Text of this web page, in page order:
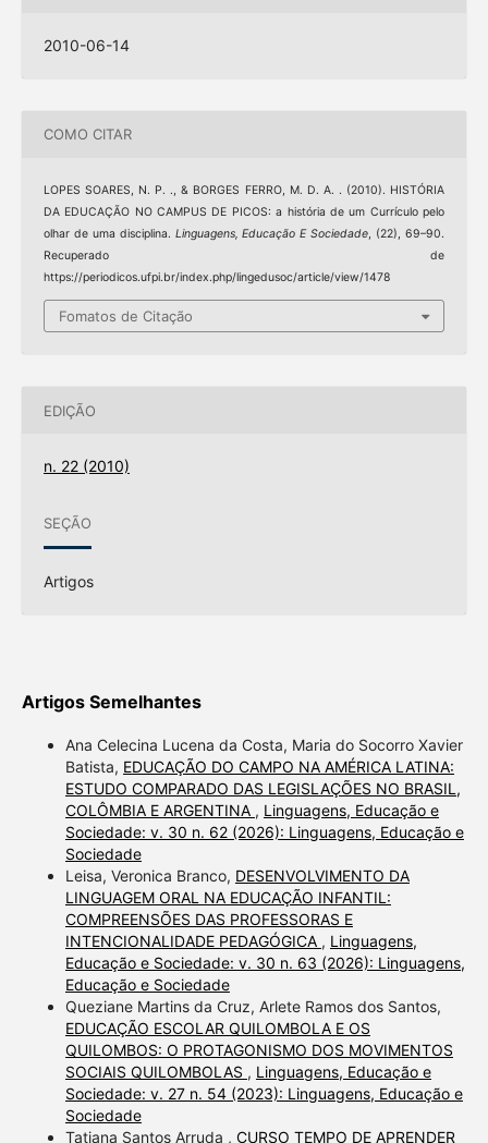
2010-06-14
COMO CITAR
LOPES SOARES, N. P. ., & BORGES FERRO, M. D. A. . (2010). HISTÓRIA
DA EDUCAÇÃO NO CAMPUS DE PICOS: a história de um Currículo pelo
olhar de uma disciplina. Linguagens, Educação E Sociedade, (22), 69–90.
Recuperado de
https://periodicos.ufpi.br/index.php/lingedusoc/article/view/1478
Fomatos de Citação
EDIÇÃO
n. 22 (2010)
SEÇÃO
Artigos
Artigos Semelhantes
Ana Celecina Lucena da Costa, Maria do Socorro Xavier
Batista, EDUCAÇÃO DO CAMPO NA AMÉRICA LATINA:
ESTUDO COMPARADO DAS LEGISLAÇÕES NO BRASIL,
COLÔMBIA E ARGENTINA , Linguagens, Educação e
Sociedade: v. 30 n. 62 (2026): Linguagens, Educação e
Sociedade
Leisa, Veronica Branco, DESENVOLVIMENTO DA
LINGUAGEM ORAL NA EDUCAÇÃO INFANTIL:
COMPREENSÕES DAS PROFESSORAS E
INTENCIONALIDADE PEDAGÓGICA , Linguagens,
Educação e Sociedade: v. 30 n. 63 (2026): Linguagens,
Educação e Sociedade
Queziane Martins da Cruz, Arlete Ramos dos Santos,
EDUCAÇÃO ESCOLAR QUILOMBOLA E OS
QUILOMBOS: O PROTAGONISMO DOS MOVIMENTOS
SOCIAIS QUILOMBOLAS , Linguagens, Educação e
Sociedade: v. 27 n. 54 (2023): Linguagens, Educação e
Sociedade
Tatiana Santos Arruda , CURSO TEMPO DE APRENDER